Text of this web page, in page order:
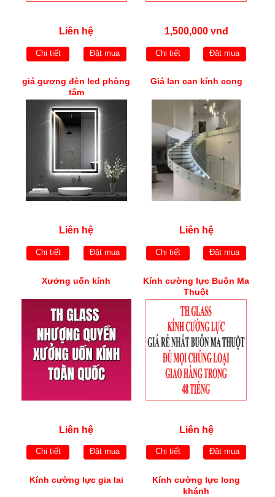
Liên hệ
Chi tiết Đặt mua
1,500,000 vnđ
Chi tiết Đặt mua
giá gương đèn led phòng
tắm
Liên hệ
Chi tiết Đặt mua
Giá lan can kính cong
Liên hệ
Chi tiết Đặt mua
Xưởng uốn kính
Liên hệ
Chi tiết Đặt mua
Kính cường lực Buôn Ma
Thuột
Liên hệ
Chi tiết Đặt mua
Kính cường lực gia lai
Kính cường lực long
khánh